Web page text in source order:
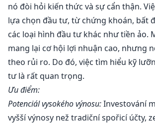
nó đòi hỏi kiến thức và sự cẩn thận.
lựa chọn đầu tư, từ chứng khoán, bất
các loại hình đầu tư khác như tiền ảo.
mang lại cơ hội lợi nhuận cao, nhưng
theo rủi ro. Do đó, việc tìm hiểu kỹ
tư là rất quan trọng.
Ưu điểm:
Potenciál vysokého výnosu:Investování
vyšší výnosy než tradiční spořicí účty,